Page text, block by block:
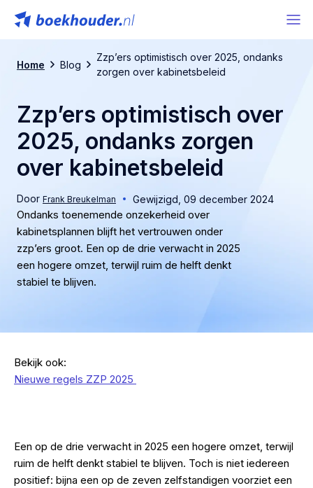
Home Blog
Zzp’ers optimistisch over 2025, ondanks
zorgen over kabinetsbeleid
Zzp’ers optimistisch over
2025, ondanks zorgen
over kabinetsbeleid
Door Frank Breukelman Gewijzigd, 09 december 2024
Ondanks toenemende onzekerheid over
kabinetsplannen blijft het vertrouwen onder
zzp’ers groot. Een op de drie verwacht in 2025
een hogere omzet, terwijl ruim de helft denkt
stabiel te blijven.
Bekijk ook:
Nieuwe regels ZZP 2025
Een op de drie verwacht in 2025 een hogere omzet, terwijl
ruim de helft denkt stabiel te blijven. Toch is niet iedereen
positief: bijna een op de zeven zelfstandigen voorziet een